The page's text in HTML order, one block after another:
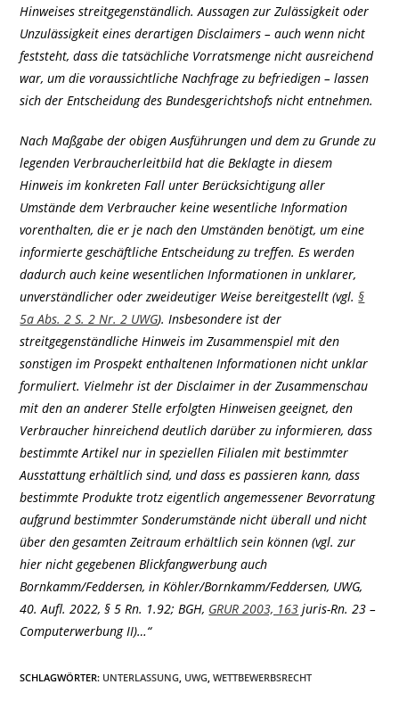
Hinweises streitgegenständlich. Aussagen zur Zulässigkeit oder
Unzulässigkeit eines derartigen Disclaimers – auch wenn nicht
feststeht, dass die tatsächliche Vorratsmenge nicht ausreichend
war, um die voraussichtliche Nachfrage zu befriedigen – lassen
sich der Entscheidung des Bundesgerichtshofs nicht entnehmen.
Nach Maßgabe der obigen Ausführungen und dem zu Grunde zu
legenden Verbraucherleitbild hat die Beklagte in diesem
Hinweis im konkreten Fall unter Berücksichtigung aller
Umstände dem Verbraucher keine wesentliche Information
vorenthalten, die er je nach den Umständen benötigt, um eine
informierte geschäftliche Entscheidung zu treffen. Es werden
dadurch auch keine wesentlichen Informationen in unklarer,
unverständlicher oder zweideutiger Weise bereitgestellt (vgl.§
5a Abs. 2 S. 2 Nr. 2 UWG). Insbesondere ist der
streitgegenständliche Hinweis im Zusammenspiel mit den
sonstigen im Prospekt enthaltenen Informationen nicht unklar
formuliert. Vielmehr ist der Disclaimer in der Zusammenschau
mit den an anderer Stelle erfolgten Hinweisen geeignet, den
Verbraucher hinreichend deutlich darüber zu informieren, dass
bestimmte Artikel nur in speziellen Filialen mit bestimmter
Ausstattung erhältlich sind, und dass es passieren kann, dass
bestimmte Produkte trotz eigentlich angemessener Bevorratung
aufgrund bestimmter Sonderumstände nicht überall und nicht
über den gesamten Zeitraum erhältlich sein können (vgl. zur
hier nicht gegebenen Blickfangwerbung auch
Bornkamm/Feddersen, in Köhler/Bornkamm/Feddersen, UWG,
40. Aufl. 2022, § 5 Rn. 1.92; BGH, GRUR 2003, 163 juris-Rn. 23 –
Computerwerbung II)…“
SCHLAGWÖRTER: UNTERLASSUNG UWG WETTBEWERBSRECHT